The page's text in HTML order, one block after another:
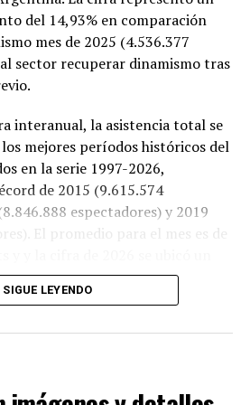
del 14,93% en comparación
mes de 2025 (4.536.377
sector recuperar dinamismo tras
interanual, la asistencia total se
mejores períodos históricos del
en la serie 1997-2026,
de 2015 (9.615.574
espectadores) y 2019
El promedio para el mes es de
número, en el puesto 24 sobre 31
impulsado principalmente
SIGUE LEYENDO